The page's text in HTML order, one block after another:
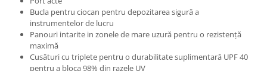
Bucla pentru ciocan pentru depozitarea sigură a
instrumentelor de lucru
Panouri intarite in zonele de mare uzură pentru o rezistență
maximă
Cusături cu triplete pentru o durabilitate suplimentară UPF 40
pentru a bloca 98% din razele UV